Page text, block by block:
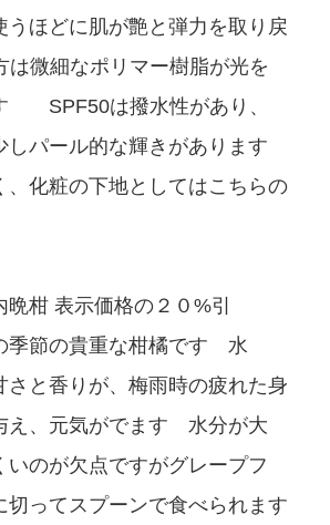
どに肌が艶と弾力を取り戻
は微細なポリマー樹脂が光を
す SPF50は撥水性があり、
しパール的な輝きがあります
、化粧の下地としてはこちらの
柑 表示価格の２０%引
季節の貴重な柑橘です 水
さと香りが、梅雨時の疲れた身
え、元気がでます 水分が大
のが欠点ですがグレープフ
切ってスプーンで食べられます